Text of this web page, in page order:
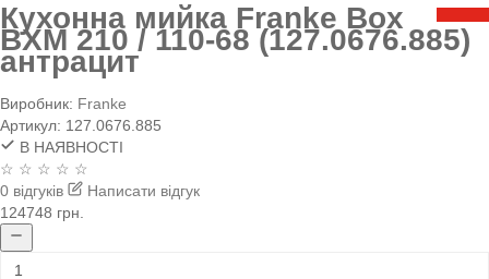
Кухонна мийка Franke Box
BXM 210 / 110-68 (127.0676.885)
антрацит
Виробник: Franke
Артикул: 127.0676.885
В НАЯВНОСТІ
☆ ☆ ☆ ☆ ☆
0 відгуків
Написати відгук
124748 грн.